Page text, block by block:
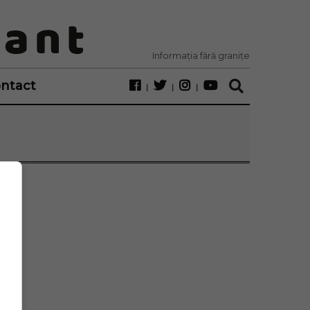
Informația fără granițe